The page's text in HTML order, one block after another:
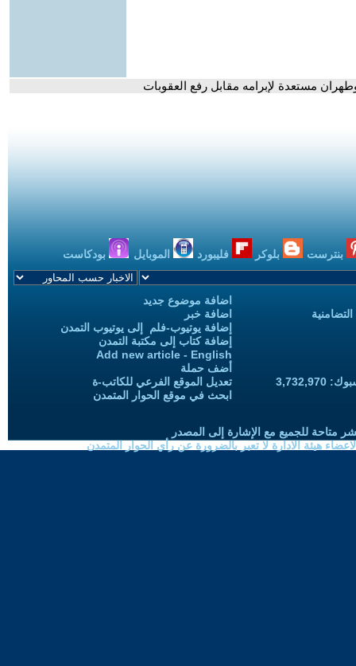
مستعدة لإبرامه مقابل رفع العقوبات
بنترست بلوكر فليبورد الموبايل بودكاست
اضافة موضوع جديد
اضافة خبر
إضافة يوتيوب-فلم إلى يوتيوب التمدن
إضافة كتاب إلى مكتبة التمدن
Add new article - English
أضف حملة
تعديل الموقع الفرعي للكاتب-ة
ابحث في موقع الحوار المتمدن
متاحة للجميع مع الإشارة إلى المصدر
هيئة الادارة لا تعبر بالضرورة عن رأي الحوار المتمدن